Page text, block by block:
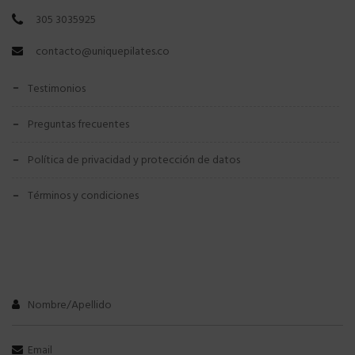
305 3035925
contacto@uniquepilates.co
testimonios
preguntas frecuentes
política de privacidad y protección de datos
términos y condiciones